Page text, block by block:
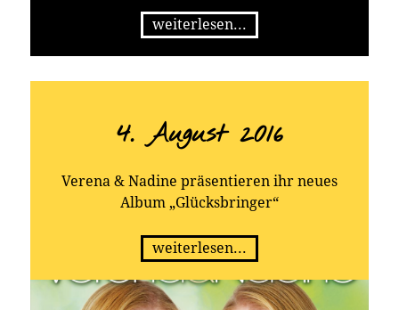
weiterlesen...
4. August 2016
Verena & Nadine präsentieren ihr neues
Album „Glücksbringer“
weiterlesen...